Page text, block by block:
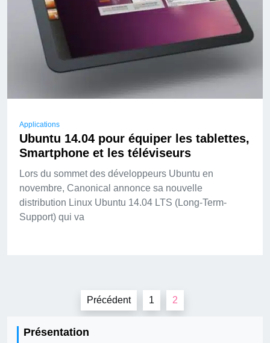
Applications
Ubuntu 14.04 pour équiper les tablettes,
Smartphone et les téléviseurs
Lors du sommet des développeurs Ubuntu en
novembre, Canonical annonce sa nouvelle
distribution Linux Ubuntu 14.04 LTS (Long-Term-
Support) qui va
Précédent 1 2
Présentation